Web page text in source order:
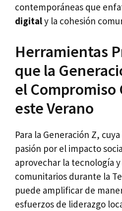
contemporáneas que
digitaly la cohesión
Herramientas
que la
el Compromiso
este Verano
Para la Generación Z,
pasión por el impacto
aprovechar la tecnología
comunitarios durante la
puede amplificar de
esfuerzos de liderazgo